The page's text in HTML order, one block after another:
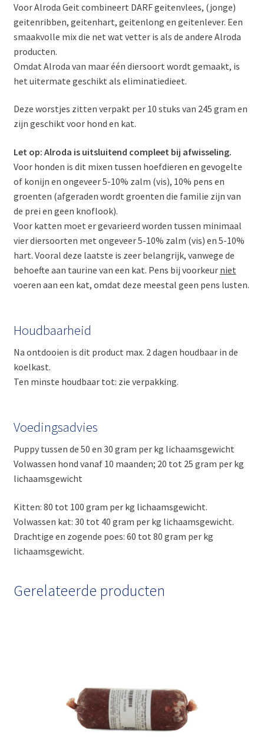
Voor Alroda Geit combineert DARF geitenvlees, (jonge)
geitenribben, geitenhart, geitenlong en geitenlever. Een
smaakvolle mix die net wat vetter is als de andere Alroda
producten.
Omdat Alroda van maar één diersoort wordt gemaakt, is
het uitermate geschikt als eliminatiedieet.
Deze worstjes zitten verpakt per 10 stuks van 245 gram en
zijn geschikt voor hond en kat.
Let op: Alroda is uitsluitend compleet bij afwisseling.
Voor honden is dit mixen tussen hoefdieren en gevogelte
of konijn en ongeveer 5-10% zalm (vis), 10% pens en
groenten (afgeraden wordt groenten die familie zijn van
de prei en geen knoflook).
Voor katten moet er gevarieerd worden tussen minimaal
vier diersoorten met ongeveer 5-10% zalm (vis) en 5-10%
hart. Vooral deze laatste is zeer belangrijk, vanwege de
behoefte aan taurine van een kat. Pens bij voorkeur niet
voeren aan een kat, omdat deze meestal geen pens lusten.
Houdbaarheid
Na ontdooien is dit product max. 2 dagen houdbaar in de
koelkast.
Ten minste houdbaar tot: zie verpakking.
Voedingsadvies
Puppy tussen de 50 en 30 gram per kg lichaamsgewicht
Volwassen hond vanaf 10 maanden; 20 tot 25 gram per kg
lichaamsgewicht
Kitten: 80 tot 100 gram per kg lichaamsgewicht.
Volwassen kat: 30 tot 40 gram per kg lichaamsgewicht.
Drachtige en zogende poes: 60 tot 80 gram per kg
lichaamsgewicht.
Gerelateerde producten